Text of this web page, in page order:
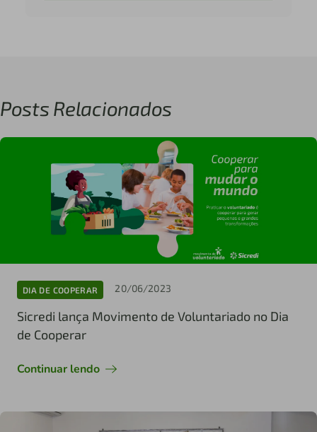
Posts Relacionados
DIA DE COOPERAR 20/06/2023
Sicredi lança Movimento de Voluntariado no Dia
de Cooperar
Continuar lendo